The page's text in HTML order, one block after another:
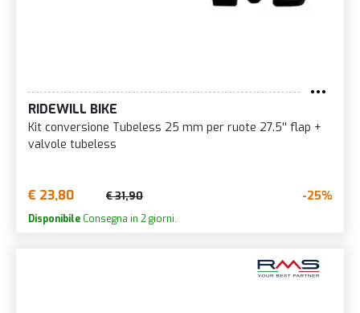
RIDEWILL BIKE
Kit conversione Tubeless 25 mm per ruote 27.5'' flap +
valvole tubeless
€ 23,80 € 31,90 -25%
Disponibile Consegna in 2 giorni.